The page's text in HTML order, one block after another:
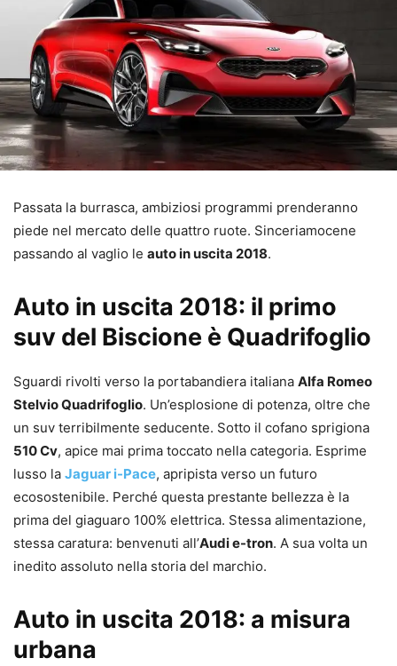
Passata la burrasca, ambiziosi programmi prenderanno
piede nel mercato delle quattro ruote. Sinceriamocene
passando al vaglio le auto in uscita 2018.
Auto in uscita 2018: il primo
suv del Biscione è Quadrifoglio
Sguardi rivolti verso la portabandiera italiana Alfa Romeo
Stelvio Quadrifoglio. Un’esplosione di potenza, oltre che
un suv terribilmente seducente. Sotto il cofano sprigiona
510 Cv, apice mai prima toccato nella categoria. Esprime
lusso la Jaguar i-Pace, apripista verso un futuro
ecosostenibile. Perché questa prestante bellezza è la
prima del giaguaro 100% elettrica. Stessa alimentazione,
stessa caratura: benvenuti all’Audi e-tron. A sua volta un
inedito assoluto nella storia del marchio.
Auto in uscita 2018: a misura
urbana